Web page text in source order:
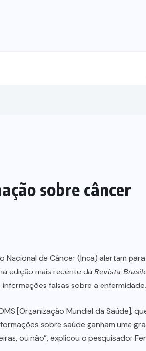
sobre câncer
de Câncer (Inca) alertam
edição mais recente da Revista
falsas sobre a enfermidade.
[Organização Mundial da Saúde],
sobre saúde ganham uma
ou não”, explicou o pesquisador